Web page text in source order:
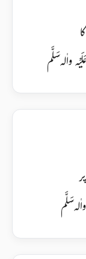
واٰلہ سَلَّم
سَلَّم